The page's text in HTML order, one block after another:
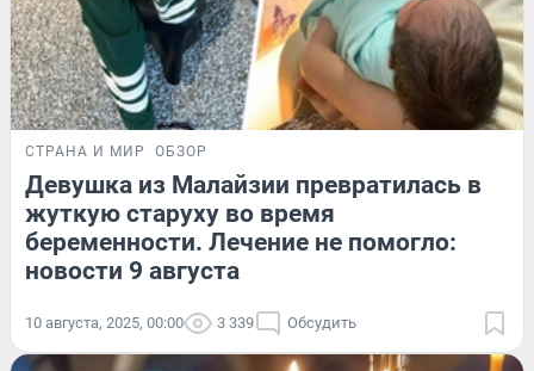
СТРАНА И МИР ОБЗОР
Девушка из Малайзии превратилась в
жуткую старуху во время
беременности. Лечение не помогло:
новости 9 августа
10 августа, 2025, 00:00 3 339 Обсудить